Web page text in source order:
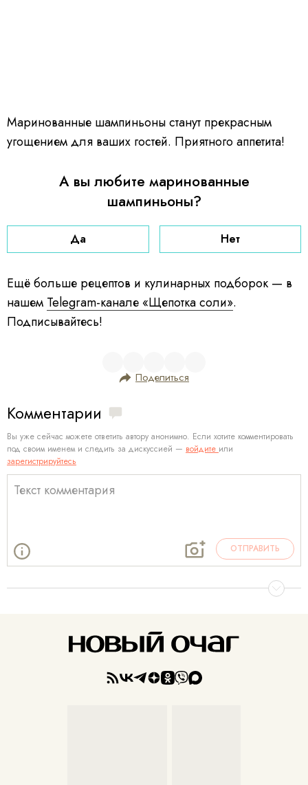
Маринованные шампиньоны станут прекрасным
угощением для ваших гостей. Приятного аппетита!
А вы любите маринованные
шампиньоны?
Да Нет
Ещё больше рецептов и кулинарных подборок — в
нашем Telegram-канале «Щепотка соли».
Подписывайтесь!
Поделиться
Комментарии
Вы уже сейчас можете ответить автору анонимно. Если хотите комментировать
под своим именем и следить за дискуссией — войдите или
зарегистрируйтесь
ОТПРАВИТЬ